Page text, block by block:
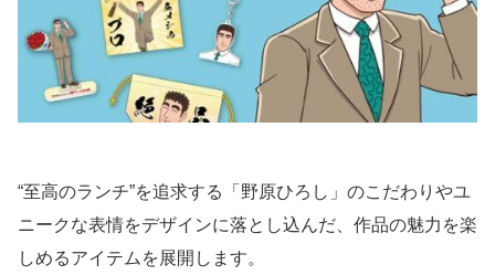
“至高のランチ”を追求する「野原ひろし」のこだわりやユ
ニークな表情をデザインに落とし込んだ、作品の魅力を楽
しめるアイテムを展開します。